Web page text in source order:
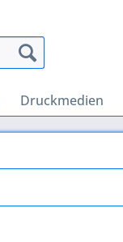
Druckmedien